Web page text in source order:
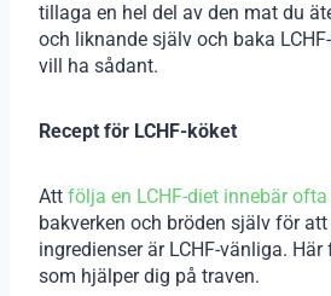
tillaga en hel del av den mat du
och liknande själv och baka
vill ha sådant.
Recept för LCHF-köket
Att följa en LCHF-diet innebär
bakverken och bröden själv för
ingredienser är LCHF-vänliga.
som hjälper dig på traven.